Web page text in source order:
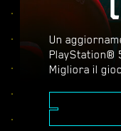
Un
PlayStation®
Migliora il
elevate e